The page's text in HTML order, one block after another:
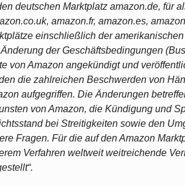
deutschen Marktplatz amazon.de, für
amazon.fr, amazon.es,
einschließlich der
der Geschäftsbedingungen
von Amazon angekündigt und
die zahlreichen Beschwerden von
aufgegriffen. Die Änderungen
von Amazon, die Kündigung und
bei Streitigkeiten sowie den
Fragen. Für die auf den Amazon
Verfahren weltweit weitreichende